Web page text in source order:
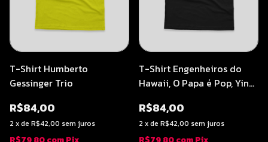
T-Shirt Humberto
Gessinger Trio
R$84,00
2 xde R$42,00 sem juros
T-Shirt Engenheiros do
Hawaii, O Papa é Pop, Yin
R$84,00
2 xde R$42,00 sem juros